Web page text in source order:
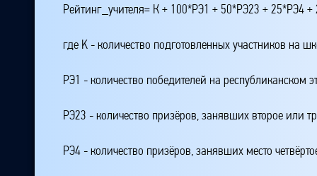
Рейтинг_учителя= К + 100*РЭ1 + 50*РЭ23 +
где K - количество подготовленных участников на
РЭ1 - количество победителей на республиканском
РЭ23 - количество призёров, занявших второе или
РЭ4 - количество призёров, занявших место